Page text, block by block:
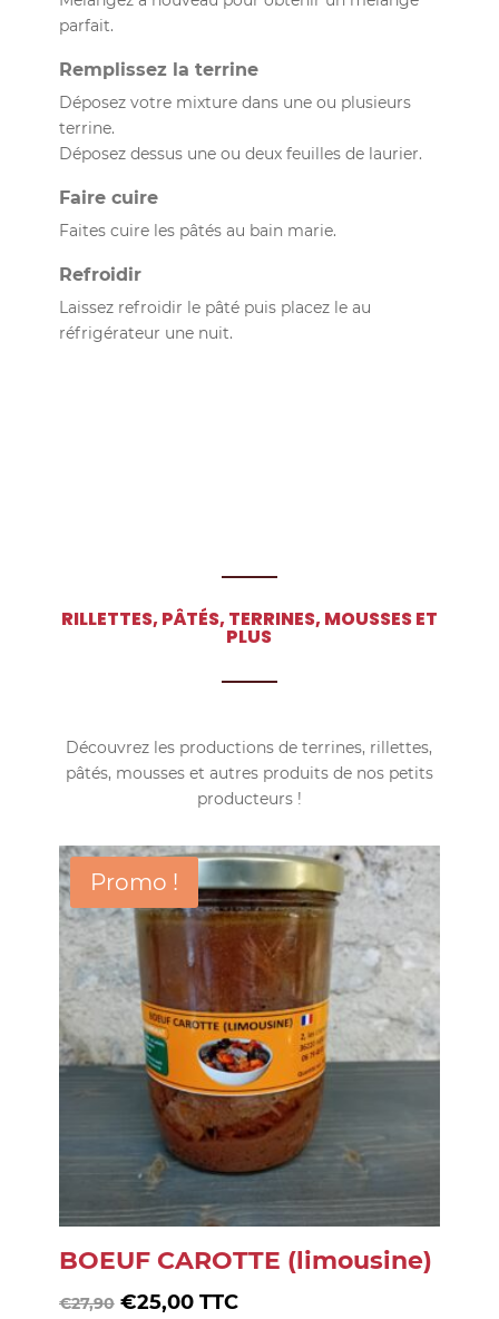
parfait.
Remplissez la terrine
Déposez votre mixture dans une ou plusieurs
terrine.
Déposez dessus une ou deux feuilles de laurier.
Faire cuire
Faites cuire les pâtés au bain marie.
Refroidir
Laissez refroidir le pâté puis placez le au
réfrigérateur une nuit.
RILLETTES, PÂTÉS, TERRINES, MOUSSES ET
PLUS
Découvrez les productions de terrines, rillettes,
pâtés, mousses et autres produits de nos petits
producteurs !
Promo !
BOEUF CAROTTE (limousine)
€27,90 Le
€25,00Le
TTC